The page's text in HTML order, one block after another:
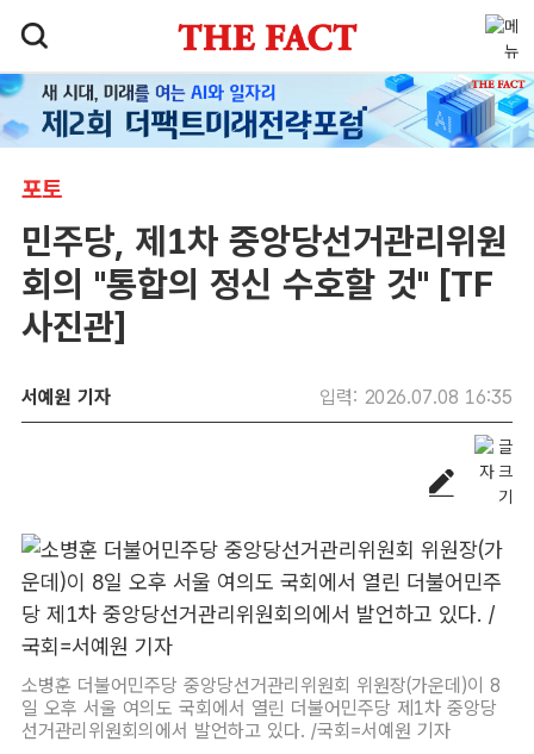
포토
민주당, 제1차 중앙당선거관리위원
회의 "통합의 정신 수호할 것" [TF
사진관]
서예원 기자 입력: 2026.07.08 16:35
소병훈 더불어민주당 중앙당선거관리위원회 위원장(가운데)이 8
일 오후 서울 여의도 국회에서 열린 더불어민주당 제1차 중앙당
선거관리위원회의에서 발언하고 있다. /국회=서예원 기자